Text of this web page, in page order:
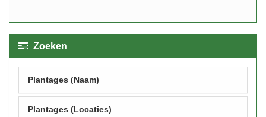
Zoeken
Plantages (Naam)
Plantages (Locaties)